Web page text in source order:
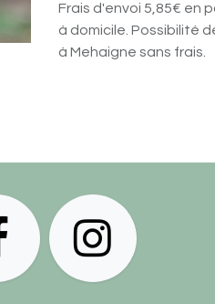
Frais d'envoi 5,85€ en
à domicile. Possibilité
à Mehaigne sans frais.